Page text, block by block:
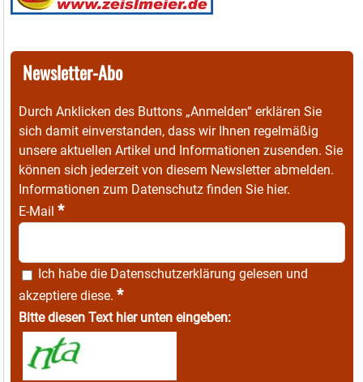
Newsletter-Abo
Durch Anklicken des Buttons „Anmelden“ erklären Sie
sich damit einverstanden, dass wir Ihnen regelmäßig
unsere aktuellen Artikel und Informationen zusenden. Sie
können sich jederzeit von diesem Newsletter abmelden.
Informationen zum Datenschutz finden Sie hier.
E-Mail *
Ich habe die Datenschutzerklärung gelesen und
akzeptiere diese. *
Bitte diesen Text hier unten eingeben: